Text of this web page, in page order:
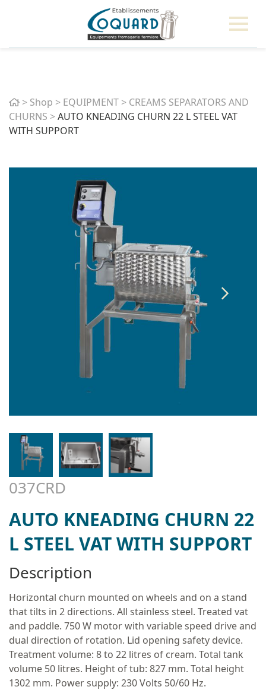
Home
> Shop > EQUIPMENT > CREAMS SEPARATORS AND
CHURNS >AUTO KNEADING CHURN 22 L STEEL VAT
WITH SUPPORT
037CRD
AUTO KNEADING CHURN 22
L STEEL VAT WITH SUPPORT
Description
Horizontal churn mounted on wheels and on a stand
that tilts in 2 directions. All stainless steel. Treated vat
and paddle. 750 W motor with variable speed drive and
dual direction of rotation. Lid opening safety device.
Treatment volume: 8 to 22 litres of cream. Total tank
volume 50 litres. Height of tub: 827 mm. Total height
1302 mm. Power supply: 230 Volts 50/60 Hz.